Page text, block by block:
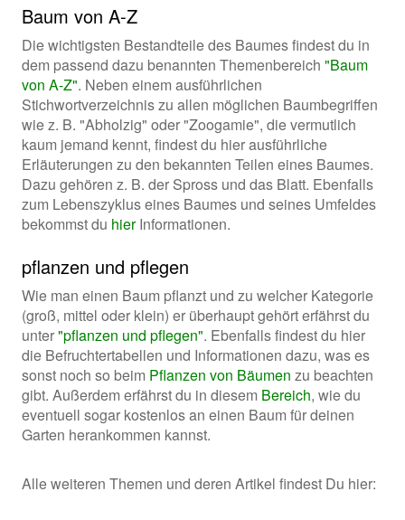
Baum von A-Z
Die wichtigsten Bestandteile des Baumes findest du in
dem passend dazu benannten Themenbereich "Baum
von A-Z". Neben einem ausführlichen
Stichwortverzeichnis zu allen möglichen Baumbegriffen
wie z. B. "Abholzig" oder "Zoogamie", die vermutlich
kaum jemand kennt, findest du hier ausführliche
Erläuterungen zu den bekannten Teilen eines Baumes.
Dazu gehören z. B. der Spross und das Blatt. Ebenfalls
zum Lebenszyklus eines Baumes und seines Umfeldes
bekommst du hierInformationen.
pflanzen und pflegen
Wie man einen Baum pflanzt und zu welcher Kategorie
(groß, mittel oder klein) er überhaupt gehört erfährst du
unter"pflanzen und pflegen". Ebenfalls findest du hier
die Befruchtertabellen und Informationen dazu, was es
sonst noch so beim Pflanzen von Bäumen zu beachten
gibt. Außerdem erfährst du in diesem Bereich, wie du
eventuell sogar kostenlos an einen Baum für deinen
Garten herankommen kannst.
Alle weiteren Themen und deren Artikel findest Du hier: